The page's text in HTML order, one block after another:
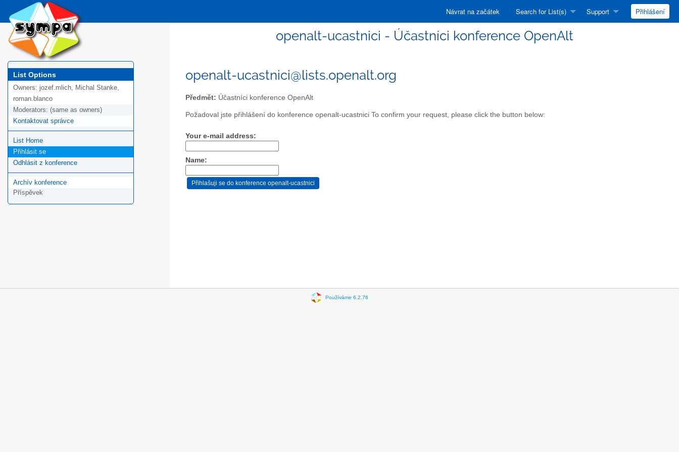
Návrat na začátek Search for List(s) Support Přihlášení
openalt-ucastnici - Účastníci konference OpenAlt
List Options
Owners: jozef.mlich, Michal Stanke,
roman.blanco
Moderators: (same as owners)
Kontaktovat správce
List Home
Přihlásit se
Odhlásit z konference
Archív konference
Příspěvek
openalt-ucastnici@lists.openalt.org
Předmět: Účastníci konference OpenAlt
Požadoval jste přihlášení do konference openalt-ucastnici To confirm your request, please click the button below:
Your e-mail address:
Name:
Používáme 6.2.76